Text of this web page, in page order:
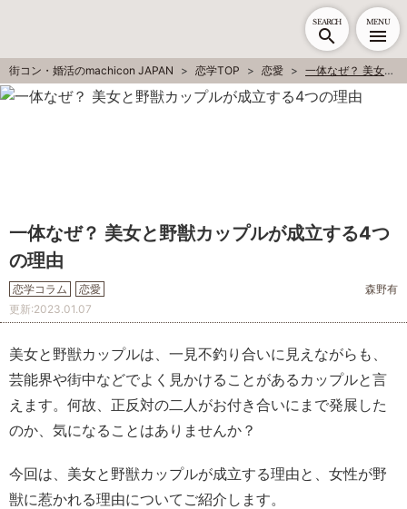
SEARCH MENU
街コン・婚活のmachicon JAPAN 恋学TOP 恋愛 一体なぜ？ 美女と野獣カップルが成立する4つの理由
一体なぜ？ 美女と野獣カップルが成立する4つ
の理由
恋学コラム 恋愛
森野有
更新:2023.01.07
美女と野獣カップルは、一見不釣り合いに見えながらも、
芸能界や街中などでよく見かけることがあるカップルと言
えます。何故、正反対の二人がお付き合いにまで発展した
のか、気になることはありませんか？
今回は、美女と野獣カップルが成立する理由と、女性が野
獣に惹かれる理由についてご紹介します。